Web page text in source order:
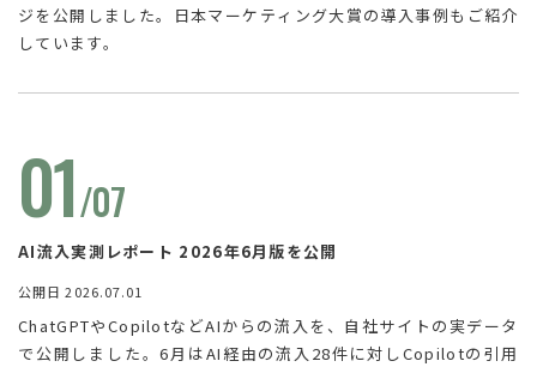
ジを公開しました。日本マーケティング大賞の導入事例もご紹介
しています。
01/07
AI流入実測レポート 2026年6月版を公開
公開日 2026.07.01
ChatGPTやCopilotなどAIからの流入を、自社サイトの実データ
で公開しました。6月はAI経由の流入28件に対しCopilotの引用